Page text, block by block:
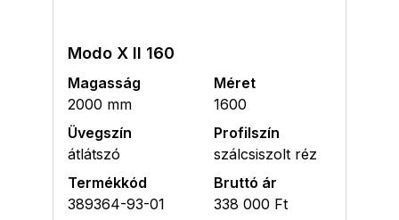
Modo X II 160
Magasság
2000 mm
Méret
1600
Üvegszín
átlátszó
Profilszín
szálcsiszolt réz
Termékkód
389364-93-01
Bruttó ár
338 000 Ft